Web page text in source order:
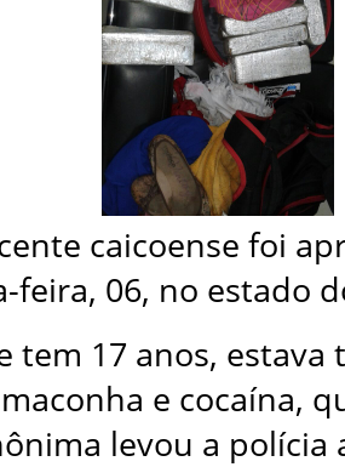
caicoense foi
feira, 06, no estado
tem 17 anos,
e cocaína,
levou a polícia